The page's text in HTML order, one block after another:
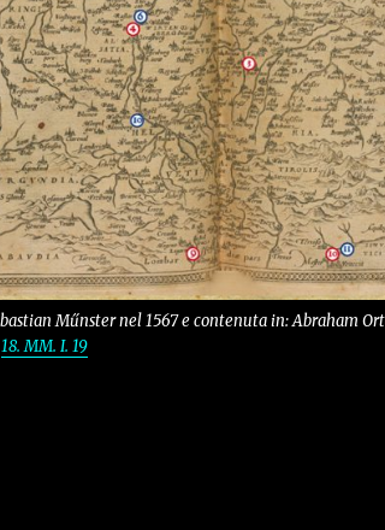
Műnster nel 1567 e contenuta in: Abraham
18. MM. I. 19